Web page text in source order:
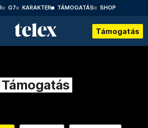
G7 KARAKTER TÁMOGATÁS SHOP
Támogatás
Támogatás